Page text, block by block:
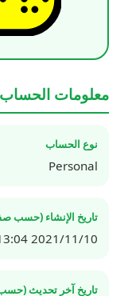
معلومات الحساب
نوع الحساب
Personal
تاريخ الإنشاء (حسب
2021/11/10 19:13:04
تاريخ آخر تحديث